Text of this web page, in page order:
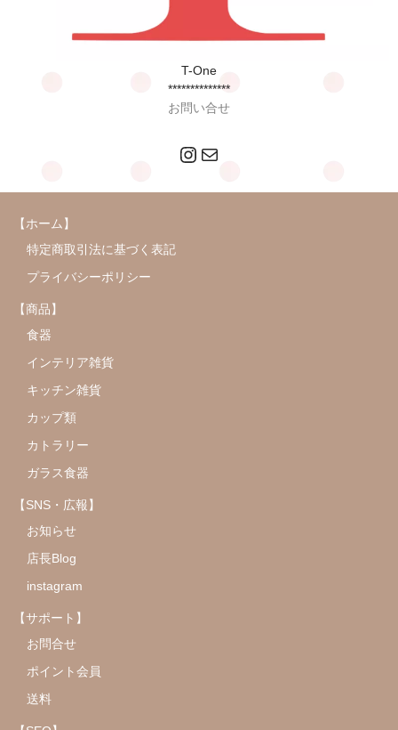
T-One
**************
お問い合せ
Instagram
メール
【ホーム】
特定商取引法に基づく表記
プライバシーポリシー
【商品】
食器
インテリア雑貨
キッチン雑貨
カップ類
カトラリー
ガラス食器
【SNS・広報】
お知らせ
店長Blog
instagram
【サポート】
お問合せ
ポイント会員
送料